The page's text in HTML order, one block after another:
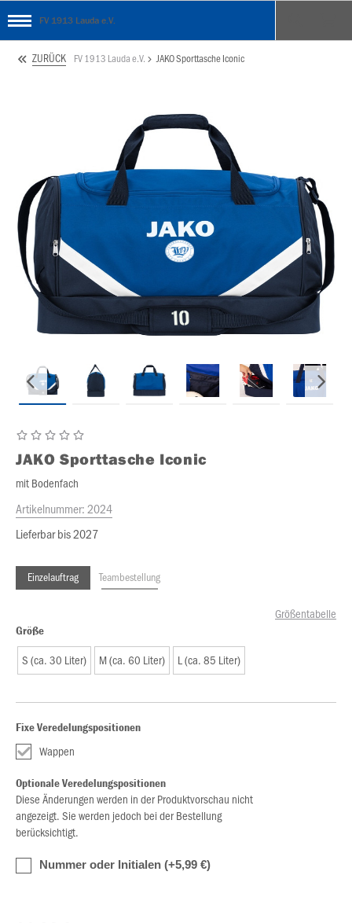
FV 1913 Lauda e.V.
ZURÜCK FV 1913 Lauda e.V. JAKO Sporttasche Iconic
JAKO Sporttasche Iconic
mit Bodenfach
Artikelnummer:2024
Lieferbar bis 2027
Einzelauftrag Teambestellung
Größentabelle
Größe
S (ca. 30 Liter) M (ca. 60 Liter) L (ca. 85 Liter)
Fixe Veredelungspositionen
Wappen
Optionale Veredelungspositionen
Diese Änderungen werden in der Produktvorschau nicht
angezeigt. Sie werden jedoch bei der Bestellung
berücksichtigt.
Nummer oder Initialen (+5,99 €)